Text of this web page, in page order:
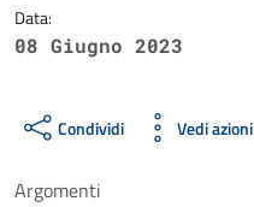
Data:
08 Giugno 2023
Condividi Vedi azioni
Argomenti